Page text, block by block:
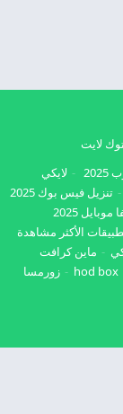
لايت
لايكي
تنزيل فيس بوك 2025
موبايل 2025
الأكثر مشاهدة
ماين كرافت
hod box زورمسا